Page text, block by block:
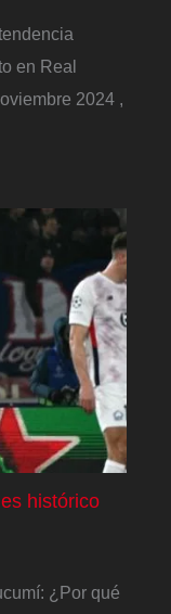
en Real
2024 ,
histórico
¿Por qué